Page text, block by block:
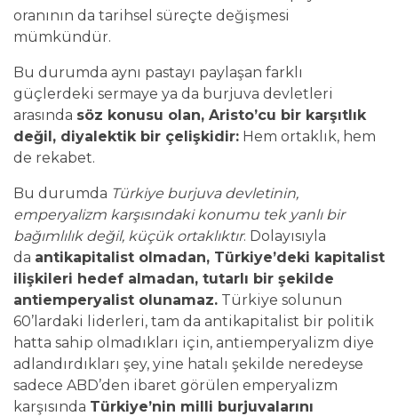
oranının da tarihsel süreçte değişmesi
mümkündür.
Bu durumda aynı pastayı paylaşan farklı
güçlerdeki sermaye ya da burjuva devletleri
arasında söz konusu olan, Aristo’cu bir karşıtlık
değil, diyalektik bir çelişkidir: Hem ortaklık, hem
de rekabet.
Bu durumda Türkiye burjuva devletinin,
emperyalizm karşısındaki konumu tek yanlı bir
bağımlılık değil, küçük ortaklıktır. Dolayısıyla
da antikapitalist olmadan, Türkiye’deki kapitalist
ilişkileri hedef almadan, tutarlı bir şekilde
antiemperyalist olunamaz. Türkiye solunun
60’lardaki liderleri, tam da antikapitalist bir politik
hatta sahip olmadıkları için, antiemperyalizm diye
adlandırdıkları şey, yine hatalı şekilde neredeyse
sadece ABD’den ibaret görülen emperyalizm
karşısında Türkiye’nin milli burjuvalarını